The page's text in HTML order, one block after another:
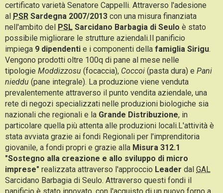
certificato varietà Senatore Cappelli. Attraverso l'adesione
al PSR Sardegna 2007/2013 con una misura finanziata
nell'ambito del
PSL Sarcidano Barbagia di Seulo è stato
possibile migliorare le strutture aziendali.Il panificio
impiega 9 dipendenti e i componenti della famiglia Sirigu.
Vengono prodotti oltre 100q di pane al mese nelle
tipologie Moddizzosu (focaccia), Coccoi (pasta dura) e Pani
nieddu (pane integrale). La produzione viene venduta
prevalentemente attraverso il punto vendita aziendale, una
rete di negozi specializzati nelle produzioni biologiche sia
nazionali che regionali e la Grande Distribuzione, in
particolare quella più attenta alle produzioni locali.L'attività è
stata avviata grazie ai fondi Regionali per l'imprenditoria
giovanile, a fondi propri e grazie alla Misura 312.1
"Sostegno alla creazione e allo sviluppo di micro
imprese" realizzata attraverso l'approccio Leader dal GAL
Sarcidano Barbagia di Seulo. Attraverso questi fondi il